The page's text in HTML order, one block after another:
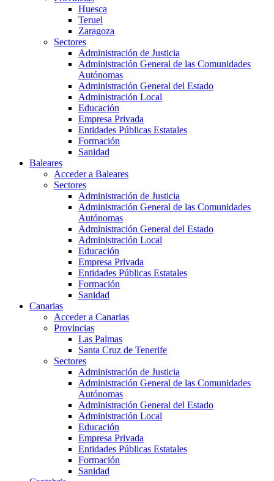
Huesca
Teruel
Zaragoza
Sectores
Administración de Justicia
Administración General de las Comunidades
Autónomas
Administración General del Estado
Administración Local
Educación
Empresa Privada
Entidades Públicas Estatales
Formación
Sanidad
Baleares
Acceder a Baleares
Sectores
Administración de Justicia
Administración General de las Comunidades
Autónomas
Administración General del Estado
Administración Local
Educación
Empresa Privada
Entidades Públicas Estatales
Formación
Sanidad
Canarias
Acceder a Canarias
Provincias
Las Palmas
Santa Cruz de Tenerife
Sectores
Administración de Justicia
Administración General de las Comunidades
Autónomas
Administración General del Estado
Administración Local
Educación
Empresa Privada
Entidades Públicas Estatales
Formación
Sanidad